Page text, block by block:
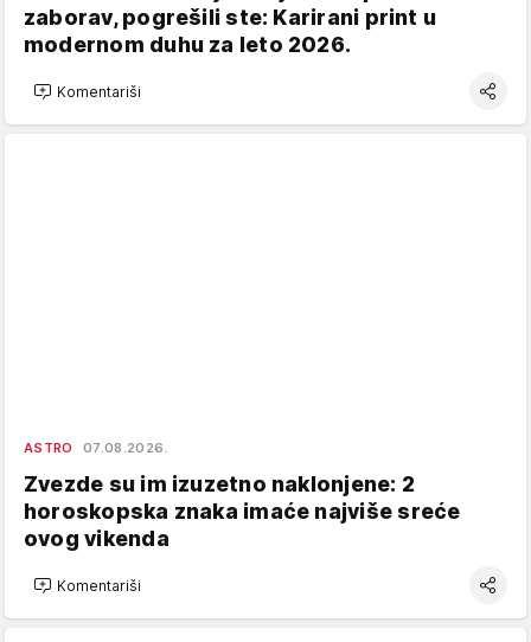
zaborav, pogrešili ste: Karirani print u
modernom duhu za leto 2026.
Komentariši
ASTRO 07.08.2026.
Zvezde su im izuzetno naklonjene: 2
horoskopska znaka imaće najviše sreće
ovog vikenda
Komentariši